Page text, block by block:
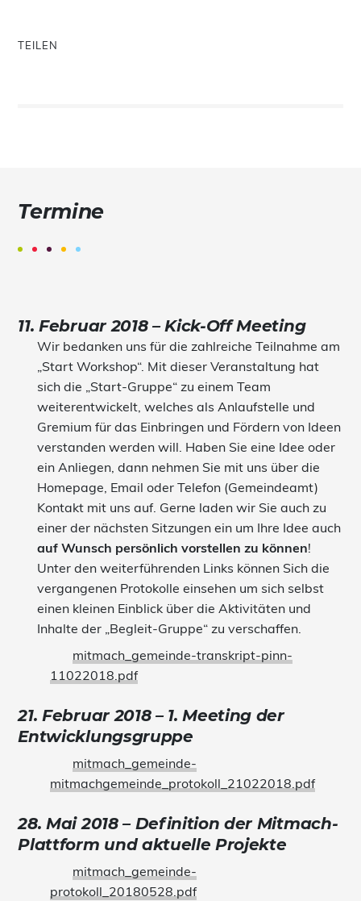
TEILEN
Termine
11. Februar 2018 – Kick-Off Meeting
Wir bedanken uns für die zahlreiche Teilnahme am
„Start Workshop“. Mit dieser Veranstaltung hat
sich die „Start-Gruppe“ zu einem Team
weiterentwickelt, welches als Anlaufstelle und
Gremium für das Einbringen und Fördern von Ideen
verstanden werden will. Haben Sie eine Idee oder
ein Anliegen, dann nehmen Sie mit uns über die
Homepage, Email oder Telefon (Gemeindeamt)
Kontakt mit uns auf. Gerne laden wir Sie auch zu
einer der nächsten Sitzungen ein um Ihre Idee auch
auf Wunsch persönlich vorstellen zu können!
Unter den weiterführenden Links können Sich die
vergangenen Protokolle einsehen um sich selbst
einen kleinen Einblick über die Aktivitäten und
Inhalte der „Begleit-Gruppe“ zu verschaffen.
mitmach_gemeinde-transkript-pinn-
11022018.pdf
21. Februar 2018 – 1. Meeting der
Entwicklungsgruppe
mitmach_gemeinde-
mitmachgemeinde_protokoll_21022018.pdf
28. Mai 2018 – Definition der Mitmach-
Plattform und aktuelle Projekte
mitmach_gemeinde-
protokoll_20180528.pdf